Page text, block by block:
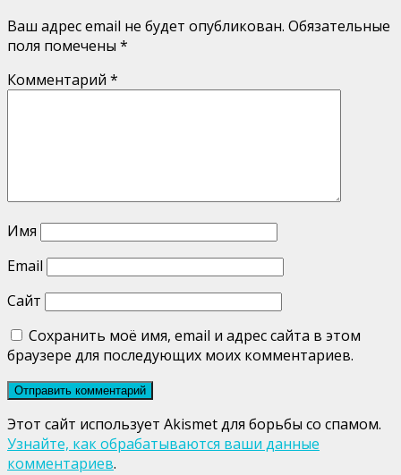
Ваш адрес email не будет опубликован. Обязательные
поля помечены *
Комментарий *
Имя
Email
Сайт
Сохранить моё имя, email и адрес сайта в этом
браузере для последующих моих комментариев.
Этот сайт использует Akismet для борьбы со спамом.
Узнайте, как обрабатываются ваши данные
комментариев.